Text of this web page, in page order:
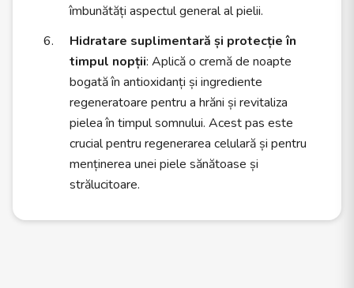
îmbunătăți aspectul general al pielii.
Hidratare suplimentară și protecție în
timpul nopții: Aplică o cremă de noapte
bogată în antioxidanți și ingrediente
regeneratoare pentru a hrăni și revitaliza
pielea în timpul somnului. Acest pas este
crucial pentru regenerarea celulară și pentru
menținerea unei piele sănătoase și
strălucitoare.